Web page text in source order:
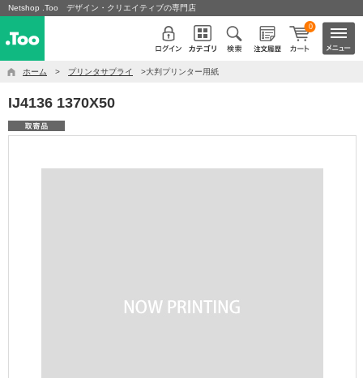
Netshop .Too デザイン・クリエイティブの専門店
0
ホーム > プリンタサプライ >大判プリンター用紙
IJ4136 1370X50